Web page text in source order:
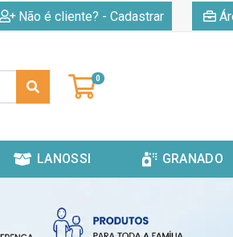
Não é cliente? - Cadastrar
0
LANOSSI GRANADO